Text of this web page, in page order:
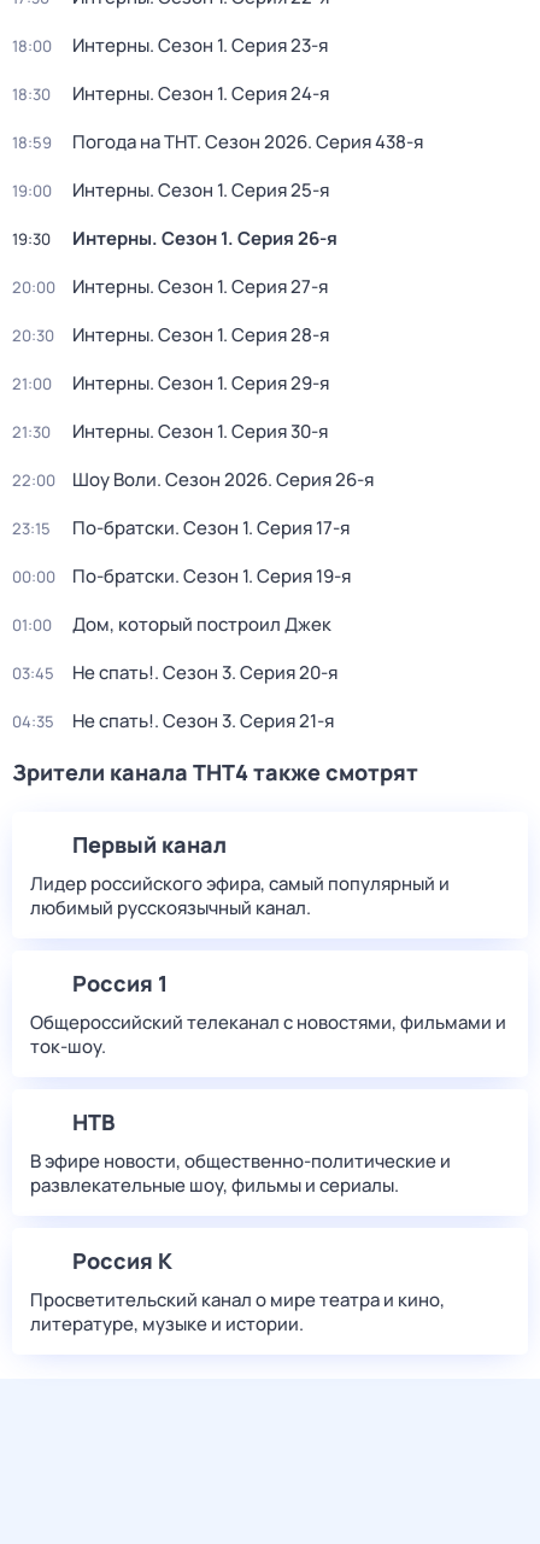
18:00 Интерны. Сезон 1. Серия 23-я
18:30 Интерны. Сезон 1. Серия 24-я
18:59 Погода на ТНТ. Сезон 2026. Серия 438-я
19:00 Интерны. Сезон 1. Серия 25-я
19:30 Интерны. Сезон 1. Серия 26-я
20:00 Интерны. Сезон 1. Серия 27-я
20:30 Интерны. Сезон 1. Серия 28-я
21:00 Интерны. Сезон 1. Серия 29-я
21:30 Интерны. Сезон 1. Серия 30-я
22:00 Шоу Воли. Сезон 2026. Серия 26-я
23:15 По-братски. Сезон 1. Серия 17-я
00:00 По-братски. Сезон 1. Серия 19-я
01:00 Дом, который построил Джек
03:45 Не спать!. Сезон 3. Серия 20-я
04:35 Не спать!. Сезон 3. Серия 21-я
Зрители канала ТНТ4 также смотрят
Первый канал
Лидер российского эфира, самый популярный и
любимый русскоязычный канал.
Россия 1
Общероссийский телеканал с новостями, фильмами и
ток-шоу.
НТВ
В эфире новости, общественно-политические и
развлекательные шоу, фильмы и сериалы.
Россия К
Просветительский канал о мире театра и кино,
литературе, музыке и истории.